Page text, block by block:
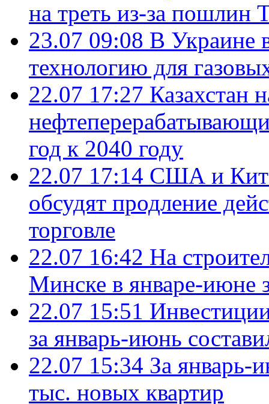
на треть из-за пошлин
23.07 09:08 В Украине
технологию для
22.07 17:27 Казахстан
год к 2040 году
22.07 17:14 США и
обсудят продление
торговле
22.07 16:42 На
Минске в январе-июне
22.07 15:51
за январь-июнь
22.07 15:34 За январь-
тыс. новых квартир